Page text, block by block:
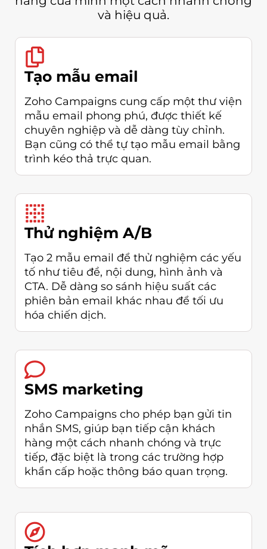
và hiệu quả.
Tạo mẫu email
Zoho Campaigns cung cấp một thư viện
mẫu email phong phú, được thiết kế
chuyên nghiệp và dễ dàng tùy chỉnh.
Bạn cũng có thể tự tạo mẫu email bằng
trình kéo thả trực quan.
Thử nghiệm A/B
Tạo 2 mẫu email để thử nghiệm các yếu
tố như tiêu đề, nội dung, hình ảnh và
CTA. Dễ dàng so sánh hiệu suất các
phiên bản email khác nhau để tối ưu
hóa chiến dịch.
SMS marketing
Zoho Campaigns cho phép bạn gửi tin
nhắn SMS, giúp bạn tiếp cận khách
hàng một cách nhanh chóng và trực
tiếp, đặc biệt là trong các trường hợp
khẩn cấp hoặc thông báo quan trọng.